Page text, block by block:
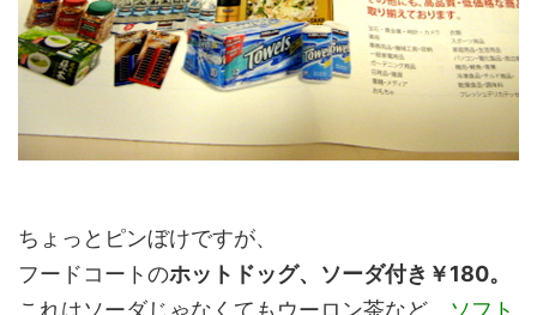
ちょっとピンぼけですが、
フードコートのホットドッグ、ソーダ付き￥180。
これはソーダじゃなくてもウーロン茶など、 ソフト